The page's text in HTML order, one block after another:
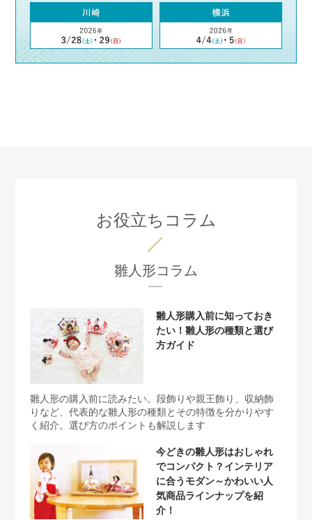
お役立ちコラム
雛人形コラム
雛人形購入前に知っておき
たい！雛人形の種類と選び
方ガイド
雛人形の購入前に読みたい。段飾りや親王飾り、収納飾
りなど、代表的な雛人形の種類とその特徴を分かりやす
く紹介。選び方のポイントも解説します
今どきの雛人形はおしゃれ
でコンパクト？インテリア
に合うモダン～かわいい人
気商品ラインナップを紹
介！